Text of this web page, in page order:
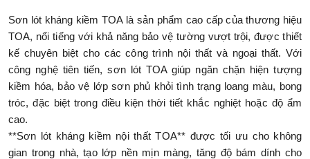
Sơn lót kháng kiềm TOAlà sản phẩm cao cấp của thương hiệu
TOA, nổi tiếng với khả năng bảo vệ tường vượt trội, được thiết
kế chuyên biệt cho các công trình nội thất và ngoại thất. Với
công nghệ tiên tiến, sơn lót TOA giúp ngăn chặn hiện tượng
kiềm hóa, bảo vệ lớp sơn phủ khỏi tình trạng loang màu, bong
tróc, đặc biệt trong điều kiện thời tiết khắc nghiệt hoặc độ ẩm
cao.
**Sơn lót kháng kiềm nội thất TOA**được tối ưu cho không
gian trong nhà, tạo lớp nền mịn màng, tăng độ bám dính cho